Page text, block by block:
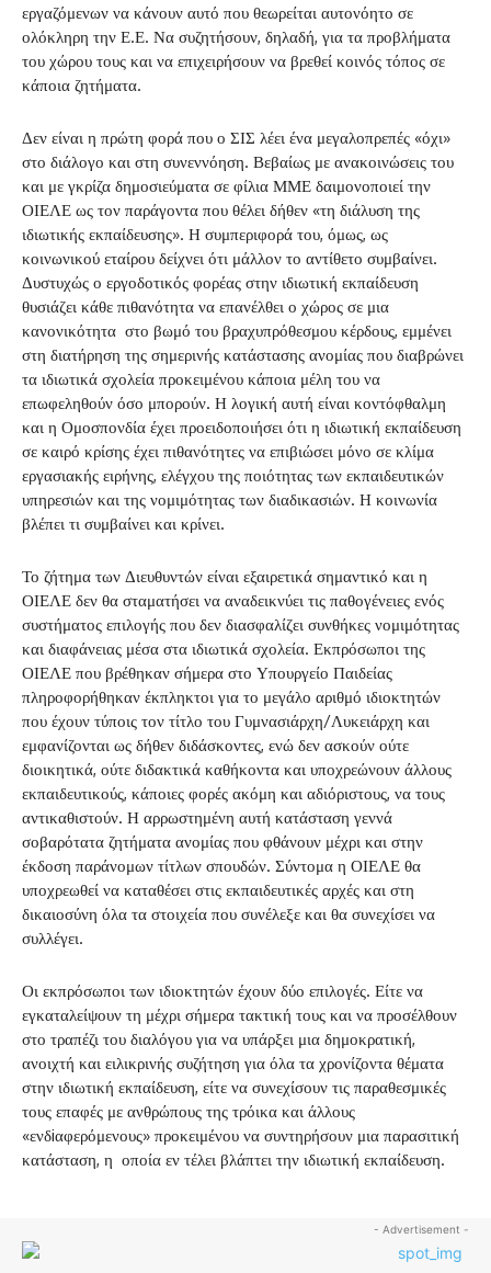
εργαζόμενων να κάνουν αυτό που θεωρείται αυτονόητο σε
ολόκληρη την Ε.Ε. Να συζητήσουν, δηλαδή, για τα προβλήματα
του χώρου τους και να επιχειρήσουν να βρεθεί κοινός τόπος σε
κάποια ζητήματα.
Δεν είναι η πρώτη φορά που ο ΣΙΣ λέει ένα μεγαλοπρεπές «όχι»
στο διάλογο και στη συνεννόηση. Βεβαίως με ανακοινώσεις του
και με γκρίζα δημοσιεύματα σε φίλια ΜΜΕ δαιμονοποιεί την
ΟΙΕΛΕ ως τον παράγοντα που θέλει δήθεν «τη διάλυση της
ιδιωτικής εκπαίδευσης». Η συμπεριφορά του, όμως, ως
κοινωνικού εταίρου δείχνει ότι μάλλον το αντίθετο συμβαίνει.
Δυστυχώς ο εργοδοτικός φορέας στην ιδιωτική εκπαίδευση
θυσιάζει κάθε πιθανότητα να επανέλθει ο χώρος σε μια
κανονικότητα στο βωμό του βραχυπρόθεσμου κέρδους, εμμένει
στη διατήρηση της σημερινής κατάστασης ανομίας που διαβρώνει
τα ιδιωτικά σχολεία προκειμένου κάποια μέλη του να
επωφεληθούν όσο μπορούν. Η λογική αυτή είναι κοντόφθαλμη
και η Ομοσπονδία έχει προειδοποιήσει ότι η ιδιωτική εκπαίδευση
σε καιρό κρίσης έχει πιθανότητες να επιβιώσει μόνο σε κλίμα
εργασιακής ειρήνης, ελέγχου της ποιότητας των εκπαιδευτικών
υπηρεσιών και της νομιμότητας των διαδικασιών. Η κοινωνία
βλέπει τι συμβαίνει και κρίνει.
Το ζήτημα των Διευθυντών είναι εξαιρετικά σημαντικό και η
ΟΙΕΛΕ δεν θα σταματήσει να αναδεικνύει τις παθογένειες ενός
συστήματος επιλογής που δεν διασφαλίζει συνθήκες νομιμότητας
και διαφάνειας μέσα στα ιδιωτικά σχολεία. Εκπρόσωποι της
ΟΙΕΛΕ που βρέθηκαν σήμερα στο Υπουργείο Παιδείας
πληροφορήθηκαν έκπληκτοι για το μεγάλο αριθμό ιδιοκτητών
που έχουν τύποις τον τίτλο του Γυμνασιάρχη/Λυκειάρχη και
εμφανίζονται ως δήθεν διδάσκοντες, ενώ δεν ασκούν ούτε
διοικητικά, ούτε διδακτικά καθήκοντα και υποχρεώνουν άλλους
εκπαιδευτικούς, κάποιες φορές ακόμη και αδιόριστους, να τους
αντικαθιστούν. Η αρρωστημένη αυτή κατάσταση γεννά
σοβαρότατα ζητήματα ανομίας που φθάνουν μέχρι και στην
έκδοση παράνομων τίτλων σπουδών. Σύντομα η ΟΙΕΛΕ θα
υποχρεωθεί να καταθέσει στις εκπαιδευτικές αρχές και στη
δικαιοσύνη όλα τα στοιχεία που συνέλεξε και θα συνεχίσει να
συλλέγει.
Οι εκπρόσωποι των ιδιοκτητών έχουν δύο επιλογές. Είτε να
εγκαταλείψουν τη μέχρι σήμερα τακτική τους και να προσέλθουν
στο τραπέζι του διαλόγου για να υπάρξει μια δημοκρατική,
ανοιχτή και ειλικρινής συζήτηση για όλα τα χρονίζοντα θέματα
στην ιδιωτική εκπαίδευση, είτε να συνεχίσουν τις παραθεσμικές
τους επαφές με ανθρώπους της τρόικα και άλλους
«ενδiαφερόμενους» προκειμένου να συντηρήσουν μια παρασιτική
κατάσταση, η οποία εν τέλει βλάπτει την ιδιωτική εκπαίδευση.
- Advertisement -